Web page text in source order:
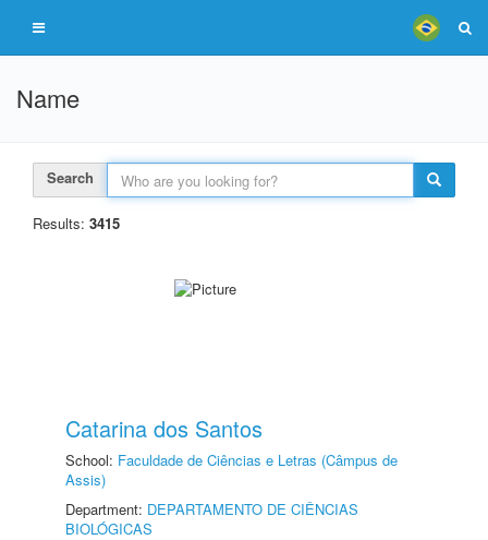
Name
Search
Results: 3415
Catarina dos Santos
School: Faculdade de Ciências e Letras (Câmpus de
Assis)
Department: DEPARTAMENTO DE CIÊNCIAS
BIOLÓGICAS